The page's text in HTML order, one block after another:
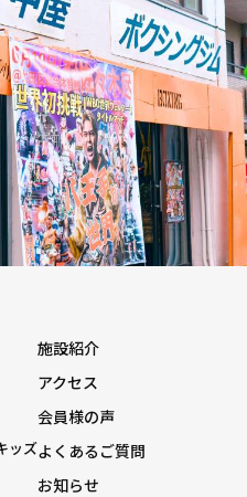
ッズ
施設紹介
アクセス
会員様の声
よくあるご質問
お知らせ